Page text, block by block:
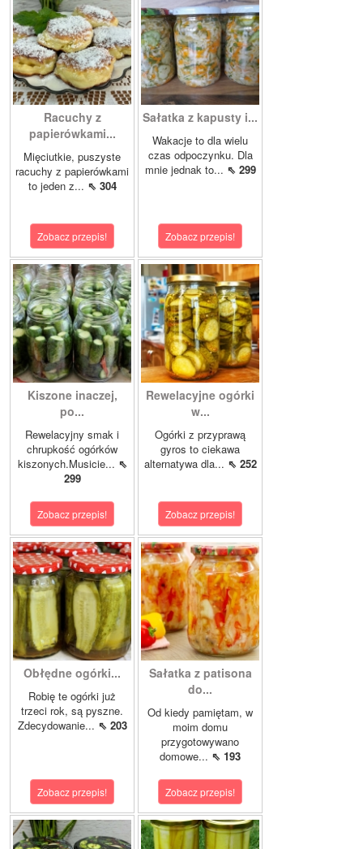
Racuchy z
papierówkami...
Mięciutkie, puszyste
racuchy z papierówkami
to jeden z... ⇖ 304
Zobacz przepis!
Sałatka z kapusty i...
Wakacje to dla wielu
czas odpoczynku. Dla
mnie jednak to... ⇖ 299
Zobacz przepis!
Kiszone inaczej,
po...
Rewelacyjny smak i
chrupkość ogórków
kiszonych.Musicie... ⇖
299
Zobacz przepis!
Rewelacyjne ogórki
w...
Ogórki z przyprawą
gyros to ciekawa
alternatywa dla... ⇖ 252
Zobacz przepis!
Obłędne ogórki...
Robię te ogórki już
trzeci rok, są pyszne.
Zdecydowanie... ⇖ 203
Zobacz przepis!
Sałatka z patisona
do...
Od kiedy pamiętam, w
moim domu
przygotowywano
domowe... ⇖ 193
Zobacz przepis!